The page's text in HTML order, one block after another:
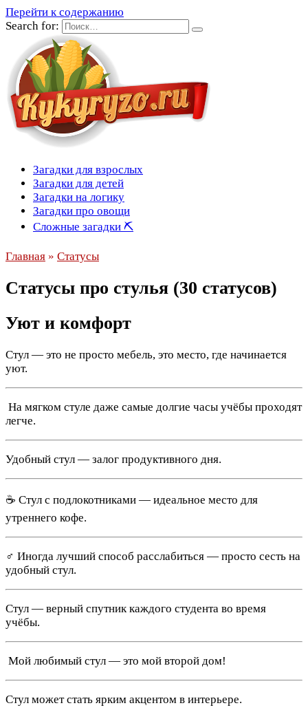
Перейти к содержанию
Search for:
Загадки для взрослых
Загадки для детей
Загадки на логику
Загадки про овощи
Сложные загадки ⛏
Главная » Статусы
Статусы про стулья (30 статусов)
Уют и комфорт
Стул — это не просто мебель, это место, где начинается
уют.
️ На мягком стуле даже самые долгие часы учёбы проходят
легче.
Удобный стул — залог продуктивного дня.
☕️ Стул с подлокотниками — идеальное место для
утреннего кофе.
‍♂️ Иногда лучший способ расслабиться — просто сесть на
удобный стул.
Стул — верный спутник каждого студента во время
учёбы.
️ Мой любимый стул — это мой второй дом!
Стул может стать ярким акцентом в интерьере.